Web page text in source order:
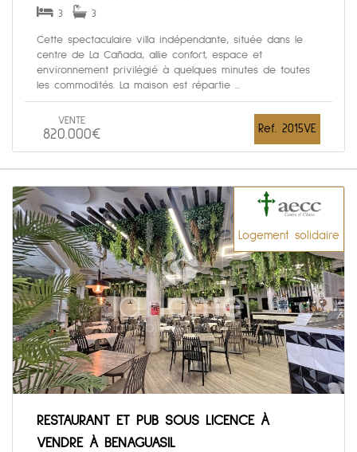
3 3
Cette spectaculaire villa indépendante, située dans le
centre de La Cañada, allie confort, espace et
environnement privilégié à quelques minutes de toutes
les commodités. La maison est répartie ...
VENTE
820.000€ Ref. 2015VE
Logement solidaire
RESTAURANT ET PUB SOUS LICENCE À
VENDRE À BENAGUASIL